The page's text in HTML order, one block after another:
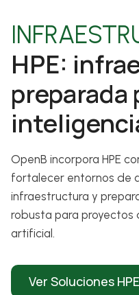
HPE:
preparada
OpenB incorpora HPE
fortalecer entornos de
infraestructura y
robusta para proyectos
artificial.
Ver Soluciones HPE